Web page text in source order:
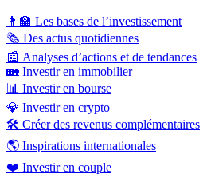
👩‍🏫 Les bases de l’investissement
🗞️ Des actus quotidiennes
📰 Analyses d’actions et de tendances
🏡 Investir en immobilier
📊 Investir en bourse
💎 Investir en crypto
🛠️ Créer des revenus complémentaires
🌎 Inspirations internationales
❤️ Investir en couple